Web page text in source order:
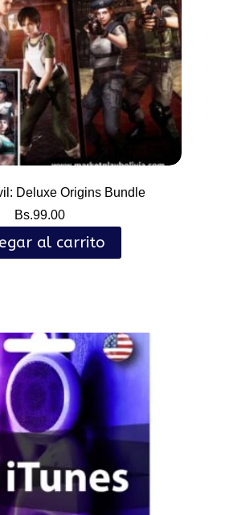
Deluxe Origins Bundle
Bs.99.00
al carrito